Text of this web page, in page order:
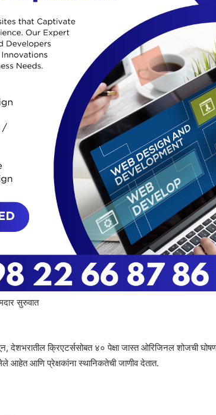
सुरुवात
देशभरातील क्रिएटर्ससोबत ४० पेक्षा जास्त ओरिजिनल शोजची
आहेत आणि प्रेक्षकांना स्थानिकतेची जाणीव देतात.